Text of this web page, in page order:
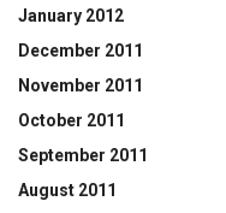
January 2012
December 2011
November 2011
October 2011
September 2011
August 2011